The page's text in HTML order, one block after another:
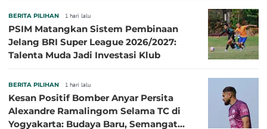
BERITA PILIHAN 1 hari lalu
PSIM Matangkan Sistem Pembinaan
Jelang BRI Super League 2026/2027:
Talenta Muda Jadi Investasi Klub
BERITA PILIHAN 1 hari lalu
Kesan Positif Bomber Anyar Persita
Alexandre Ramalingom Selama TC di
Yogyakarta: Budaya Baru, Semangat